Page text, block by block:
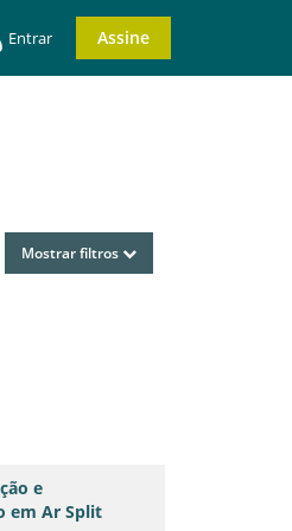
Entrar Assine
Mostrar filtros
e
em Ar Split